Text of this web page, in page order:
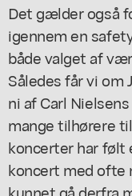
Det gælder også
igennem en
både valget af
Således får vi om
ni af Carl
mange tilhørere
koncerter har følt
koncert med ofte
kunnet gå derfra